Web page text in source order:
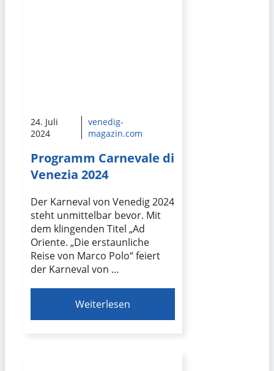
24. Juli
2024
venedig-
magazin.com
Programm Carnevale di
Venezia 2024
Der Karneval von Venedig 2024
steht unmittelbar bevor. Mit
dem klingenden Titel „Ad
Oriente. „Die erstaunliche
Reise von Marco Polo“ feiert
der Karneval von …
Weiterlesen